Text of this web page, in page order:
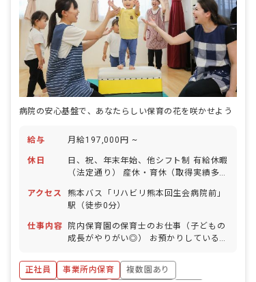
病院の安心基盤で、あなたらしい保育の花を咲かせよう
給与 月給197,000円 ~
休日
日、祝、年末年始、他シフト制 有給休暇
（法定通り） 産休・育休（取得実績多
日
アクセス
熊本バス「リハビリ熊本回生会病院前」
駅（徒歩0分）
仕事内容
院内保育園の保育士のお仕事（子どもの
成長がやりがい◎） お預かりしている子
食事・睡眠・排泄・清潔・衣類の着脱等
・集団生活を通じた社会性の装着 ・行事
正社員 事業所内保育
複数園あり